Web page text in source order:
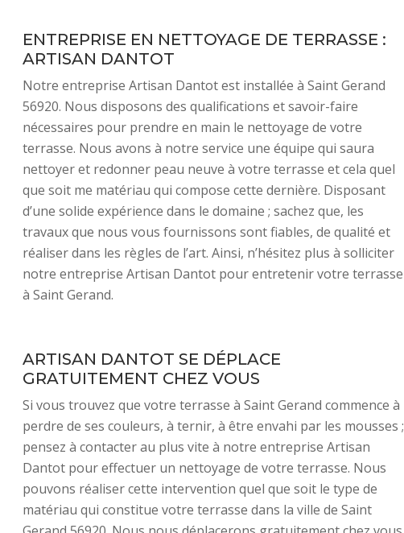
ENTREPRISE EN NETTOYAGE DE TERRASSE :
ARTISAN DANTOT
Notre entreprise Artisan Dantot est installée à Saint Gerand
56920. Nous disposons des qualifications et savoir-faire
nécessaires pour prendre en main le nettoyage de votre
terrasse. Nous avons à notre service une équipe qui saura
nettoyer et redonner peau neuve à votre terrasse et cela quel
que soit me matériau qui compose cette dernière. Disposant
d’une solide expérience dans le domaine ; sachez que, les
travaux que nous vous fournissons sont fiables, de qualité et
réaliser dans les règles de l’art. Ainsi, n’hésitez plus à solliciter
notre entreprise Artisan Dantot pour entretenir votre terrasse
à Saint Gerand.
ARTISAN DANTOT SE DÉPLACE
GRATUITEMENT CHEZ VOUS
Si vous trouvez que votre terrasse à Saint Gerand commence à
perdre de ses couleurs, à ternir, à être envahi par les mousses ;
pensez à contacter au plus vite à notre entreprise Artisan
Dantot pour effectuer un nettoyage de votre terrasse. Nous
pouvons réaliser cette intervention quel que soit le type de
matériau qui constitue votre terrasse dans la ville de Saint